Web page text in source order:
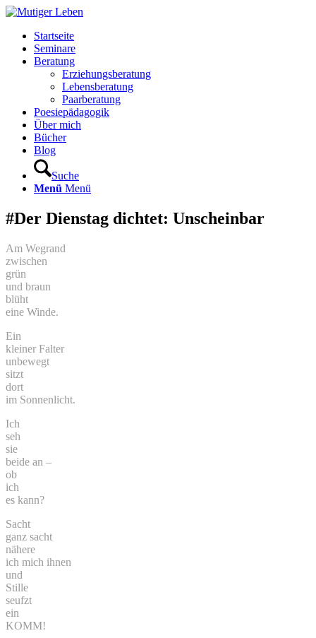
Startseite
Seminare
Beratung
Erziehungsberatung
Lebensberatung
Paarberatung
Poesiepädagogik
Über mich
Bücher
Blog
Suche
Menü Menü
#Der Dienstag dichtet: Unscheinbar
Am Wegrand
zwischen
grün
und braun
blüht
eine Winde.
Ein
kleiner Falter
unbewegt
sitzt
dort
im Sonnenlicht.
Ich
seh
sie
beide an –
ob
ich
es kann?
Sacht
ganz sacht
nähere
ich mich ihnen
und
Stille
seufzt
ein
KOMM!